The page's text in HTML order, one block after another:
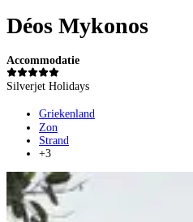
Déos Mykonos
Accommodatie
Silverjet Holidays
Griekenland
Zon
Strand
+3